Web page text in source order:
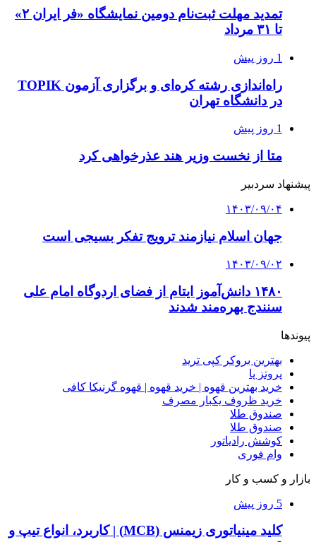
تمدید مهلت ثبت‌نام دومین نمایشگاه «فر ایران ۲»
تا ۳۱ مرداد
1 روز پیش
راه‌اندازی رشته کره‌ای و برگزاری آزمون TOPIK
در دانشگاه تهران
1 روز پیش
متا از نخست وزیر هند عذرخواهی کرد
پیشنهاد سردبیر
۱۴۰۳/۰۹/۰۴
جهان اسلام نیازمند ترویج تفکر بسیجی است
۱۴۰۳/۰۹/۰۲
۱۴۸۰ دانش‌آموز ایتام از فضای اردوگاه امام علی
سنندج بهره‌مند شدند
پیوندها
بهترین بروکر کپی ترید
پروتز پا
خرید بهترین قهوه | خرید قهوه | قهوه گرنیکا کافی
خرید ظروف یکبار مصرف
صندوق طلا
صندوق طلا
کوشش رادیاتور
وام فوری
بازار و کسب و کار
5 روز پیش
کلید مینیاتوری زیمنس (MCB) | کاربرد، انواع تیپ و